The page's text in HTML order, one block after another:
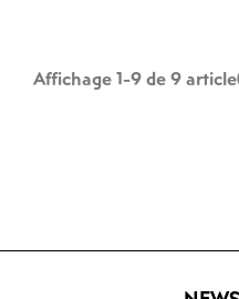
Affichage 1-9 de 9